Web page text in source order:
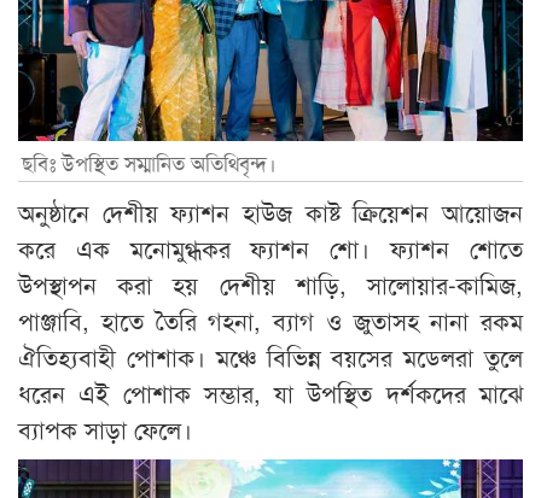
ছবিঃ উপস্থিত সম্মানিত অতিথিবৃন্দ।
অনুষ্ঠানে দেশীয় ফ্যাশন হাউজ কাষ্ট ক্রিয়েশন আয়োজন
করে এক মনোমুগ্ধকর ফ্যাশন শো। ফ্যাশন শোতে
উপস্থাপন করা হয় দেশীয় শাড়ি, সালোয়ার-কামিজ,
পাঞ্জাবি, হাতে তৈরি গহনা, ব্যাগ ও জুতাসহ নানা রকম
ঐতিহ্যবাহী পোশাক। মঞ্চে বিভিন্ন বয়সের মডেলরা তুলে
ধরেন এই পোশাক সম্ভার, যা উপস্থিত দর্শকদের মাঝে
ব্যাপক সাড়া ফেলে।